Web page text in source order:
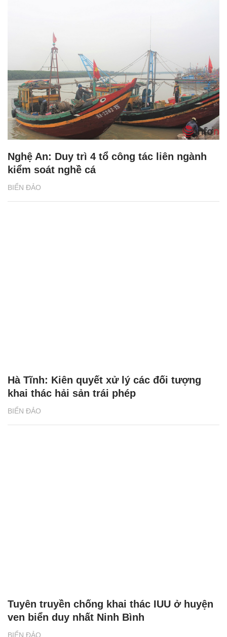
BIỂN ĐẢO
Nghệ An: Duy trì 4 tổ công tác liên ngành
kiểm soát nghề cá
BIỂN ĐẢO
Hà Tĩnh: Kiên quyết xử lý các đối tượng
khai thác hải sản trái phép
BIỂN ĐẢO
Tuyên truyền chống khai thác IUU ở huyện
ven biển duy nhất Ninh Bình